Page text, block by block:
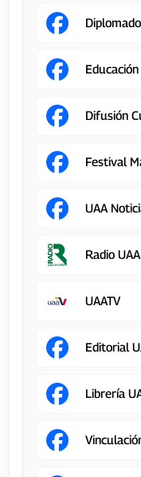
Difusión
Festival
UAA
Radio UAA
UAATV
Editorial
Librería